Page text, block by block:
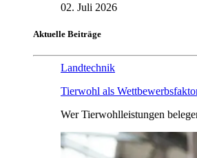
02. Juli 2026
Aktuelle Beiträge
Landtechnik
Tierwohl als
Wer Tierwohlleistungen